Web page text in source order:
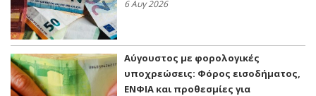
6 Αυγ 2026
Αύγουστος με φορολογικές
υποχρεώσεις: Φόρος εισοδήματος,
ΕΝΦΙΑ και προθεσμίες για